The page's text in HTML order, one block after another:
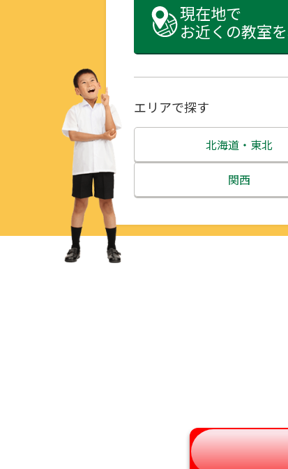
現在地で
お近くの教室
エリアで探す
北海道・東北
北海道
関西